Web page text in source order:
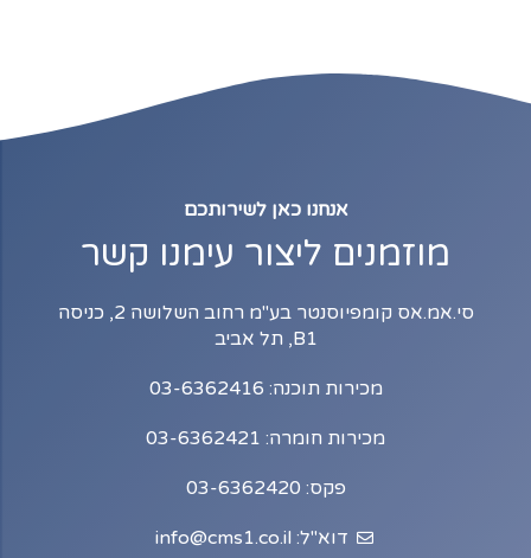
אנחנו כאן לשירותכם
מוזמנים ליצור עימנו קשר
סי.אמ.אס קומפיוסנטר בע"מ רחוב השלושה 2, כניסה
B1, תל אביב
מכירות תוכנה: 03-6362416
מכירות חומרה: 03-6362421
פקס: 03-6362420
דוא"ל: info@cms1.co.il